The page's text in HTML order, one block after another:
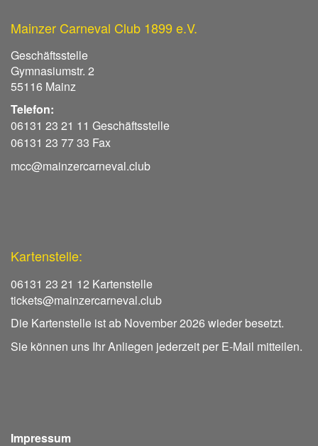
Mainzer Carneval Club 1899 e.V.
Geschäftsstelle
Gymnasiumstr. 2
55116 Mainz
Telefon:
06131 23 21 11 Geschäftsstelle
06131 23 77 33 Fax
mcc@mainzercarneval.club
Kartenstelle:
06131 23 21 12 Kartenstelle
tickets@mainzercarneval.club
Die Kartenstelle ist ab November 2026 wieder besetzt.
Sie können uns Ihr Anliegen jederzeit per E-Mail mitteilen.
Impressum